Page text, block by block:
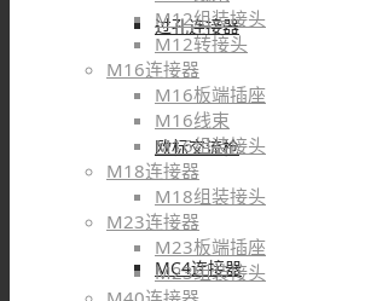
过孔连接器
欧标交流枪
MC4连接器
M12组装接头
M12转接头
M16连接器
M16板端插座
M16线束
M16组装接头
M18连接器
M18组装接头
M23连接器
M23板端插座
M23组装接头